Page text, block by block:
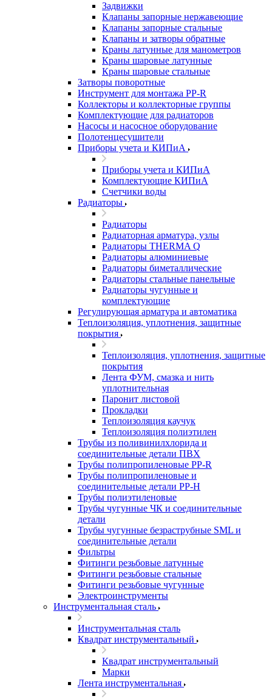
Задвижки
Клапаны запорные нержавеющие
Клапаны запорные стальные
Клапаны и затворы обратные
Краны латунные для манометров
Краны шаровые латунные
Краны шаровые стальные
Затворы поворотные
Инструмент для монтажа PP-R
Коллекторы и коллекторные группы
Комплектующие для радиаторов
Насосы и насосное оборудование
Полотенцесушители
Приборы учета и КИПиА
Приборы учета и КИПиА
Комплектующие КИПиА
Счетчики воды
Радиаторы
Радиаторы
Радиаторная арматура, узлы
Радиаторы THERMA Q
Радиаторы алюминиевые
Радиаторы биметаллические
Радиаторы стальные панельные
Радиаторы чугунные и
комплектующие
Регулирующая арматура и автоматика
Теплоизоляция, уплотнения, защитные
покрытия
Теплоизоляция, уплотнения, защитные
покрытия
Лента ФУМ, смазка и нить
уплотнительная
Паронит листовой
Прокладки
Теплоизоляция каучук
Теплоизоляция полиэтилен
Трубы из поливинилхлорида и
соединительные детали ПВХ
Трубы полипропиленовые PP-R
Трубы полипропиленовые и
соединительные детали PP-H
Трубы полиэтиленовые
Трубы чугунные ЧК и соединительные
детали
Трубы чугунные безраструбные SML и
соединительные детали
Фильтры
Фитинги резьбовые латунные
Фитинги резьбовые стальные
Фитинги резьбовые чугунные
Электроинструменты
Инструментальная сталь
Инструментальная сталь
Квадрат инструментальный
Квадрат инструментальный
Марки
Лента инструментальная